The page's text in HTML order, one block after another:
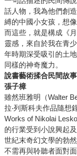
話人物，我為他們創
縛的中國小女孩，想
而這些，就是構成《
靈感，來自於我在青
年時期深受吸引的土
同樣的神奇魔力。
說書藝術揉合民間故
張子樟
雖然班雅明（Walter
拉‧列斯科夫作品隨想
Works of Nikolai
的行業受到小說興起
世紀末奇幻文學的勃
不需再與聆聽者面對